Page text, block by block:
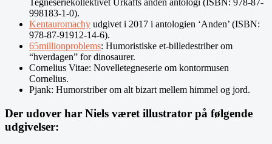
Tegneseriekollektivet Urkafts anden antologi (ISBN: 978-87-
998183-1-0).
Kentauromachy udgivet i 2017 i antologien ‘Anden’ (ISBN:
978-87-91912-14-6).
65millionproblems: Humoristiske et-billedestriber om
“hverdagen” for dinosaurer.
Cornelius Vitae: Novelletegneserie om kontormusen
Cornelius.
Pjank: Humorstriber om alt bizart mellem himmel og jord.
Der udover har Niels været illustrator på følgende
udgivelser: